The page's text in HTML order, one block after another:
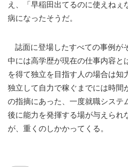
え、「早稲田出てるのに使えねぇ
病になったそうだ。
誌面に登場したすべての事例が
中には高学歴が現在の仕事内容と
を得て独立を目指す人の場合は知
独立して自力で稼ぐまでには時間
の指摘にあった、一度就職システ
後に能力を発揮する場が与えられ
が、重くのしかかってくる。